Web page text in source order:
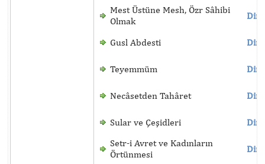
Mest Üstüne Mesh, Özr Sâhibi
Olmak
Gusl Abdesti
Teyemmüm
Necâsetden Tahâret
Sular ve Çeşidleri
Setr-i Avret ve Kadınların
Örtünmesi